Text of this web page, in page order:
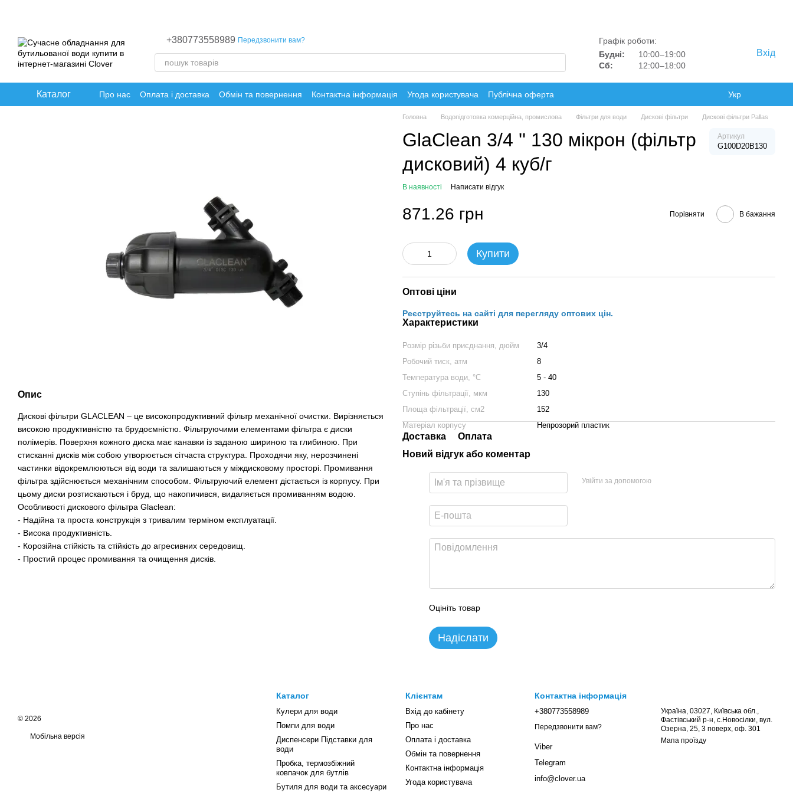
+380773558989 Передзвонити вам?
Графік роботи:
Будні:
10:00–19:00
Сб:
12:00–18:00
Вхід
Каталог Про нас Оплата і доставка Обмін та повернення Контактна інформація Угода користувача Публічна оферта Укр
Опис
Дискові фільтри GLACLEAN – це високопродуктивний фільтр механічної очистки. Вирізняється
високою продуктивністю та брудоємністю. Фільтруючими елементами фільтра є диски
полімерів. Поверхня кожного диска має канавки із заданою шириною та глибиною. При
стисканні дисків між собою утворюється сітчаста структура. Проходячи яку, нерозчинені
частинки відокремлюються від води та залишаються у міждисковому просторі. Промивання
фільтра здійснюється механічним способом. Фільтруючий елемент дістається із корпусу. При
цьому диски розтискаються і бруд, що накопичився, видаляється промиванням водою.
Особливості дискового фільтра Glaclean:
- Надійна та проста конструкція з тривалим терміном експлуатації.
- Висока продуктивність.
- Корозійна стійкість та стійкість до агресивних середовищ.
- Простий процес промивання та очищення дисків.
Головна Водопідготовка комерційна, промислова Фільтри для води Дискові фільтри Дискові фільтри Pallas
GlaClean 3/4 '' 130 мікрон (фільтр
дисковий) 4 куб/г
Артикул
G100D20B130
В наявності Написати відгук
871.26 грн Порівняти В бажання
Купити
Оптові ціни
Реєструйтесь на сайті для перегляду оптових цін.
Характеристики
Розмір різьби приєднання, дюйм
3/4
Робочий тиск, атм
8
Температура води, °С
5 - 40
Ступінь фільтрації, мкм
130
Площа фільтрації, см2
152
Матеріал корпусу
Непрозорий пластик
Доставка
Оплата
Новий відгук або коментар
Увійти за допомогою
Оцініть товар
Надіслати
© 2026
Мобільна версія
Каталог
Кулери для води
Помпи для води
Диспенсери Підставки для
води
Пробка, термозбіжний
ковпачок для бутлів
Бутиля для води та аксесуари
Клієнтам
Вхід до кабінету
Про нас
Оплата і доставка
Обмін та повернення
Контактна інформація
Угода користувача
Контактна інформація
+380773558989
Передзвонити вам?
Viber
Telegram
info@clover.ua
Україна, 03027, Київська обл.,
Фастівський р-н, с.Новосілки, вул.
Озерна, 25, 3 поверх, оф. 301
Мапа проїзду